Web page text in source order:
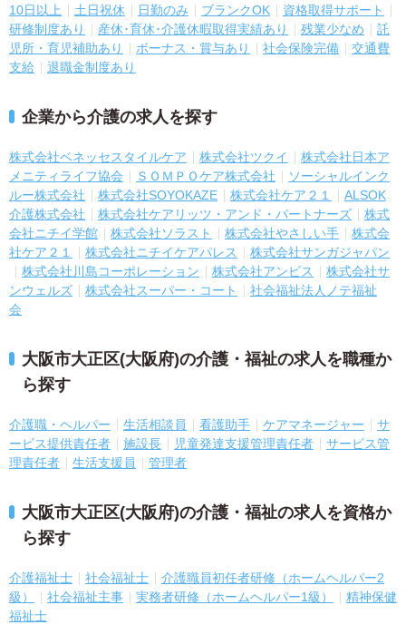
10日以上
土日祝休 日勤のみ ブランクOK
資格取得サポート
研修制度あり
産休･育休･介護休暇取得実績あり 残業少なめ
託
児所・育児補助あり
ボーナス・賞与あり 社会保険完備
交通費
支給
退職金制度あり
企業から介護の求人を探す
株式会社ベネッセスタイルケア 株式会社ツクイ
株式会社日本ア
メニティライフ協会
ＳＯＭＰＯケア株式会社
ソーシャルインク
ルー株式会社
株式会社SOYOKAZE 株式会社ケア２１
ALSOK
介護株式会社
株式会社ケアリッツ・アンド・パートナーズ
株式
会社ニチイ学館
株式会社ソラスト 株式会社やさしい手
株式会
社ケア２１
株式会社ニチイケアパレス
株式会社サンガジャパン
株式会社川島コーポレーション
株式会社アンビス
株式会社サ
ンウェルズ
株式会社スーパー・コート
社会福祉法人ノテ福祉
会
大阪市大正区(大阪府)の介護・福祉の求人を職種か
ら探す
介護職・ヘルパー 生活相談員 看護助手 ケアマネージャー
サ
ービス提供責任者
施設長 児童発達支援管理責任者
サービス管
理責任者
生活支援員 管理者
大阪市大正区(大阪府)の介護・福祉の求人を資格か
ら探す
介護福祉士 社会福祉士
介護職員初任者研修（ホームヘルパー2
級）
社会福祉主事 実務者研修（ホームヘルパー1級）
精神保健
福祉士